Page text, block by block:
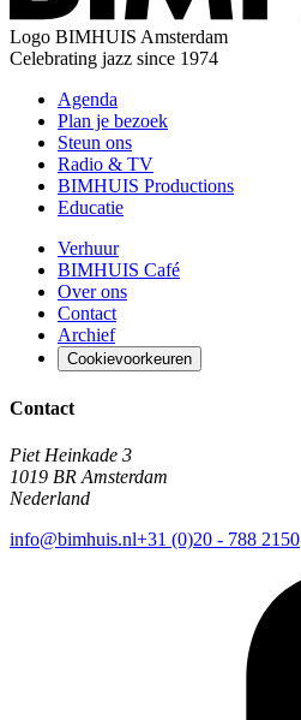
Logo BIMHUIS Amsterdam
Celebrating jazz since 1974
Agenda
Plan je bezoek
Steun ons
Radio & TV
BIMHUIS Productions
Educatie
Verhuur
BIMHUIS Café
Over ons
Contact
Archief
Cookievoorkeuren
Contact
Piet Heinkade 3
1019 BR Amsterdam
Nederland
info@bimhuis.nl+31 (0)20 - 788 2150